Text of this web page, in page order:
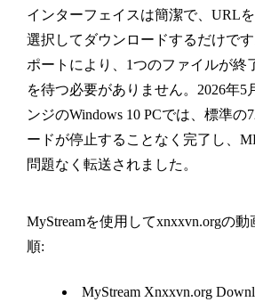
インターフェイスは簡潔で、URL
選択してダウンロードするだけで
ポートにより、1つのファイルが終
を待つ必要がありません。2026年
ンジのWindows 10 PCでは、標準
ードが停止することなく完了し、
問題なく転送されました。
MyStreamを使用してxnxxvn.orgの
順:
MyStream Xnxxvn.org